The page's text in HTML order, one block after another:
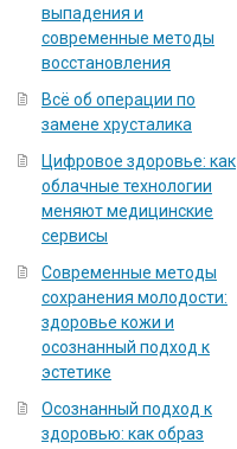
выпадения и
современные методы
восстановления
Всё об операции по
замене хрусталика
Цифровое здоровье: как
облачные технологии
меняют медицинские
сервисы
Современные методы
сохранения молодости:
здоровье кожи и
осознанный подход к
эстетике
Осознанный подход к
здоровью: как образ